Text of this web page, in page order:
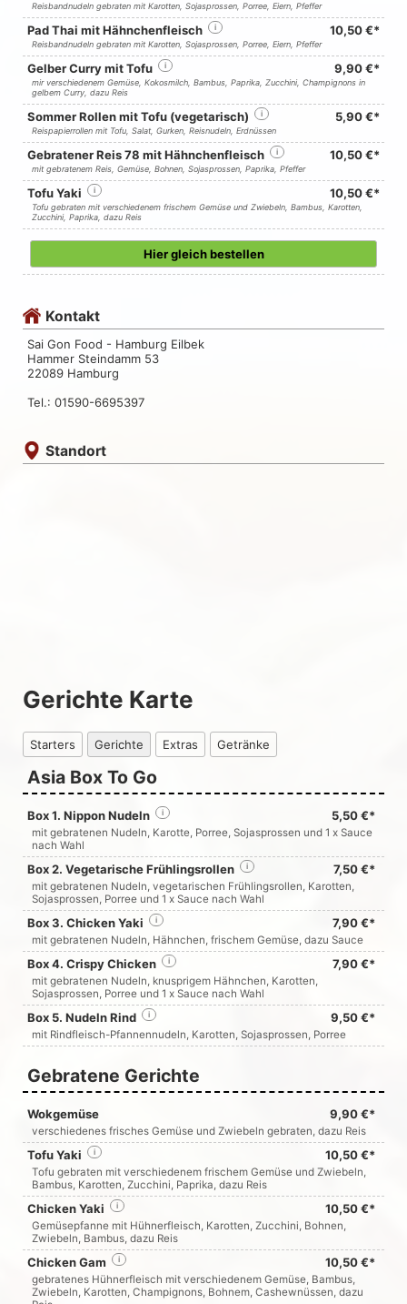
Reisbandnudeln gebraten mit Karotten, Sojasprossen, Porree, Eiern, Pfeffer
Pad Thai mit Hähnchenfleisch i 10,50 €*
Reisbandnudeln gebraten mit Karotten, Sojasprossen, Porree, Eiern, Pfeffer
Gelber Curry mit Tofu i 9,90 €*
mir verschiedenem Gemüse, Kokosmilch, Bambus, Paprika, Zucchini, Champignons in
gelbem Curry, dazu Reis
Sommer Rollen mit Tofu (vegetarisch) i 5,90 €*
Reispapierrollen mit Tofu, Salat, Gurken, Reisnudeln, Erdnüssen
Gebratener Reis 78 mit Hähnchenfleisch i 10,50 €*
mit gebratenem Reis, Gemüse, Bohnen, Sojasprossen, Paprika, Pfeffer
Tofu Yaki i 10,50 €*
Tofu gebraten mit verschiedenem frischem Gemüse und Zwiebeln, Bambus, Karotten,
Zucchini, Paprika, dazu Reis
Hier gleich bestellen
Kontakt
Sai Gon Food - Hamburg Eilbek
Hammer Steindamm 53
22089 Hamburg
Tel.: 01590-6695397
Standort
Gerichte Karte
Starters Gerichte Extras Getränke
Asia Box To Go
Box 1. Nippon Nudeln 5,50 €*
i
mit gebratenen Nudeln, Karotte, Porree, Sojasprossen und 1 x Sauce
nach Wahl
Box 2. Vegetarische Frühlingsrollen 7,50 €*
i
mit gebratenen Nudeln, vegetarischen Frühlingsrollen, Karotten,
Sojasprossen, Porree und 1 x Sauce nach Wahl
Box 3. Chicken Yaki 7,90 €*
i
mit gebratenen Nudeln, Hähnchen, frischem Gemüse, dazu Sauce
Box 4. Crispy Chicken 7,90 €*
i
mit gebratenen Nudeln, knusprigem Hähnchen, Karotten,
Sojasprossen, Porree und 1 x Sauce nach Wahl
Box 5. Nudeln Rind 9,50 €*
i
mit Rindfleisch-Pfannennudeln, Karotten, Sojasprossen, Porree
Gebratene Gerichte
Wokgemüse 9,90 €*
verschiedenes frisches Gemüse und Zwiebeln gebraten, dazu Reis
Tofu Yaki 10,50 €*
i
Tofu gebraten mit verschiedenem frischem Gemüse und Zwiebeln,
Bambus, Karotten, Zucchini, Paprika, dazu Reis
Chicken Yaki 10,50 €*
i
Gemüsepfanne mit Hühnerfleisch, Karotten, Zucchini, Bohnen,
Zwiebeln, Bambus, dazu Reis
Chicken Gam 10,50 €*
i
gebratenes Hühnerfleisch mit verschiedenem Gemüse, Bambus,
Zwiebeln, Karotten, Champignons, Bohnem, Cashewnüssen, dazu